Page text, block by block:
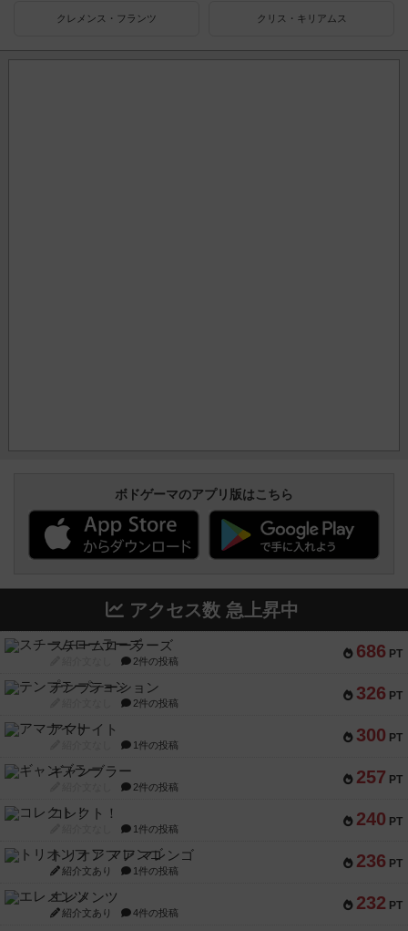
クレメンス・フランツ クリス・キリアムス
ボドゲーマのアプリ版はこちら
アクセス数 急上昇中
686 PT
スチームローラーズ
2件の投稿
326 PT
テンプテーション
2件の投稿
300 PT
アマナイト
1件の投稿
257 PT
ギャンブラー
2件の投稿
240 PT
コレクト！
1件の投稿
236 PT
トリオンフ ア マレンゴ
紹介文あり 1件の投稿
232 PT
エレメンツ
紹介文あり 4件の投稿